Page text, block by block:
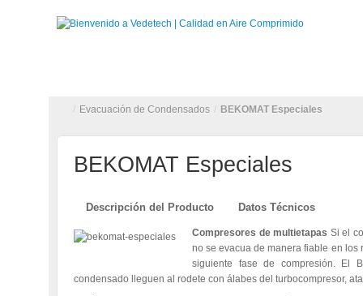
/ Evacuación de Condensados / BEKOMAT Especiales
BEKOMAT Especiales
Descripción del Producto Datos Técnicos
Compresores de multietapas Si el
no se evacua de manera fiable en
siguiente fase de compresión. El
condensado lleguen al rodete con álabes del turbocompresor,